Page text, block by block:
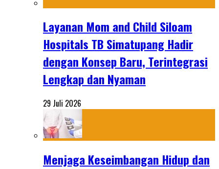
Layanan Mom and Child Siloam
Hospitals TB Simatupang Hadir
dengan Konsep Baru, Terintegrasi
Lengkap dan Nyaman
29 Juli 2026
Menjaga Keseimbangan Hidup dan